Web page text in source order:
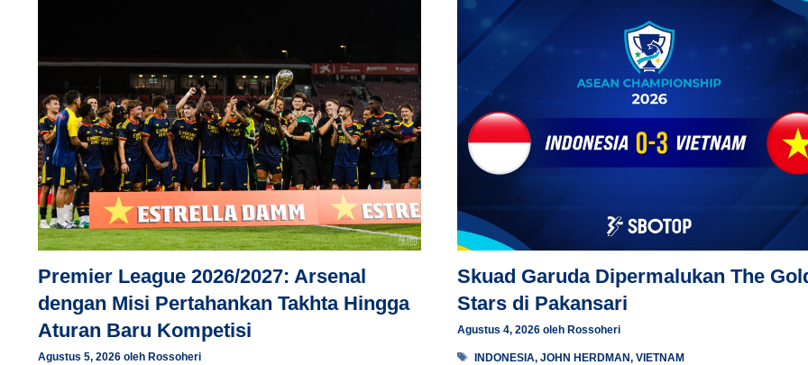
Premier League 2026/2027: Arsenal
dengan Misi Pertahankan Takhta Hingga
Aturan Baru Kompetisi
Agustus 5, 2026 oleh Rossoheri
Skuad Garuda Dipermalukan The
Stars di Pakansari
Agustus 4, 2026 oleh Rossoheri
Tag
INDONESIA,JOHN HERDMAN,VIETNAM